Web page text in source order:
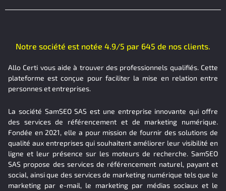
Notre société est notée 4.9/5 par 645 de nos clients.
Allo Certi vous aide à trouver des professionnels qualifiés. Cette
plateforme est conçue pour faciliter la mise en relation entre
personnes et entreprises.
La société SamSEO SAS est une entreprise innovante qui offre
des services de référencement et de marketing numérique.
Fondée en 2021, elle a pour mission de fournir des solutions de
qualité aux entreprises qui souhaitent améliorer leur visibilité en
ligne et leur présence sur les moteurs de recherche. SamSEO
SAS propose des services de référencement naturel, payant et
social, ainsi que des services de marketing numérique tels que le
marketing par e-mail, le marketing par médias sociaux et le